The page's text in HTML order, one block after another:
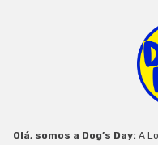
Olá, somos a Dog’s Day: A